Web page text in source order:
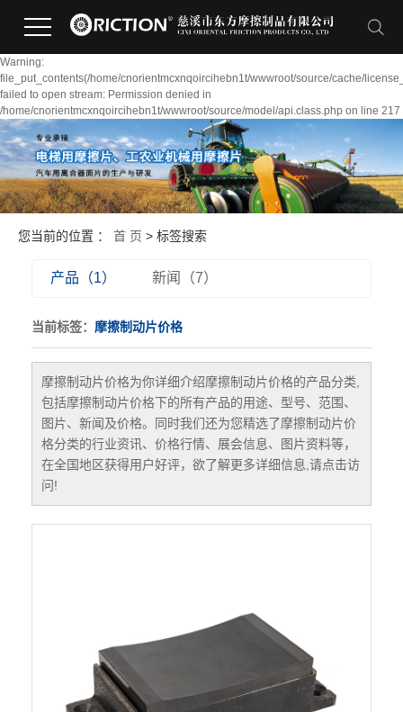
Warning:
file_put_contents(/home/cnorientmcxnqoircihebn1t/wwwroot/source/cache/
failed to open stream: Permission denied in
/home/cnorientmcxnqoircihebn1t/wwwroot/source/model/api.class.php on line 217
您当前的位置 ： 首 页 > 标签搜索
产品（1） 新闻（7）
当前标签： 摩擦制动片价格
摩擦制动片价格为你详细介绍摩擦制动片价格的产品分类,
包括摩擦制动片价格下的所有产品的用途、型号、范围、
图片、新闻及价格。同时我们还为您精选了摩擦制动片价
格分类的行业资讯、价格行情、展会信息、图片资料等，
在全国地区获得用户好评，欲了解更多详细信息,请点击访
问!